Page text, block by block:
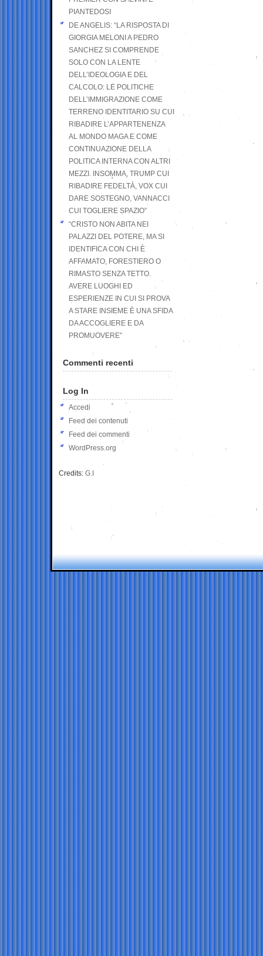
PIANTEDOSI
DE ANGELIS: “LA RISPOSTA DI
GIORGIA MELONI A PEDRO
SANCHEZ SI COMPRENDE
SOLO CON LA LENTE
DELL’IDEOLOGIA E DEL
CALCOLO: LE POLITICHE
DELL’IMMIGRAZIONE COME
TERRENO IDENTITARIO SU CUI
RIBADIRE L’APPARTENENZA
AL MONDO MAGA E COME
CONTINUAZIONE DELLA
POLITICA INTERNA CON ALTRI
MEZZI. INSOMMA, TRUMP CUI
RIBADIRE FEDELTÀ, VOX CUI
DARE SOSTEGNO, VANNACCI
CUI TOGLIERE SPAZIO”
“CRISTO NON ABITA NEI
PALAZZI DEL POTERE, MA SI
IDENTIFICA CON CHI È
AFFAMATO, FORESTIERO O
RIMASTO SENZA TETTO.
AVERE LUOGHI ED
ESPERIENZE IN CUI SI PROVA
A STARE INSIEME È UNA SFIDA
DA ACCOGLIERE E DA
PROMUOVERE”
Commenti recenti
Log In
Accedi
Feed dei contenuti
Feed dei commenti
WordPress.org
Credits: G.I